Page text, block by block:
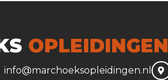
OPLEIDINGEN
info@marchoeksopleidingen.nl